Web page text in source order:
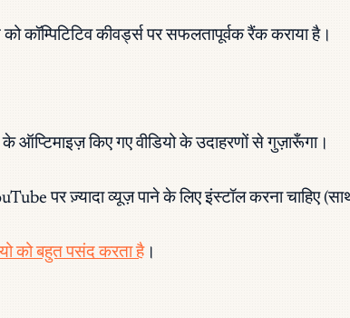
कॉम्पिटिटिव कीवर्ड्स पर सफलतापूर्वक रैंक कराया है।
किए गए वीडियो के उदाहरणों से गुज़ारूँगा।
पर ज़्यादा व्यूज़ पाने के लिए इंस्टॉल करना चाहिए
को बहुत पसंद करता है।